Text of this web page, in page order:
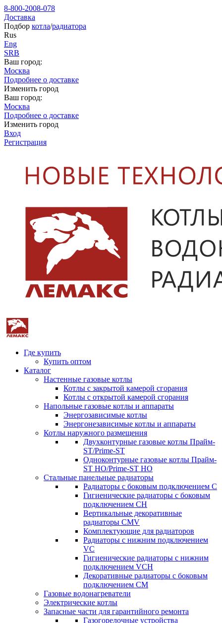
8-800-2008-078
Доставка
Подбор котла/радиатора
Rus
Eng
SRB
Ваш город:
Москва
Подробнее о доставке
Изменить город
Ваш город:
Москва
Подробнее о доставке
Изменить город
Вход
Регистрация
Где купить
Купить оптом
Каталог
Настенные газовые котлы
Котлы с закрытой камерой сгорания
Котлы с открытой камерой сгорания
Напольные газовые котлы и аппараты
Энергозависимые котлы
Энергонезависимые котлы и аппараты
Котлы наружного размещения
Двухконтурные газовые котлы Прайм-
ST/Prime-ST
Одноконтурные газовые котлы Прайм-
ST HO/Prime-ST HO
Стальные панельные радиаторы
Радиаторы c боковым подключением C
Гигиенические радиаторы c боковым
подключением CH
Вертикальные декоративные
радиаторы CMV
Комплектующие для радиаторов
Радиаторы c нижним подключением
VC
Гигиенические радиаторы c нижним
подключением VCH
Декоративные радиаторы с боковым
подключением CM
Газовые водонагреватели
Электрические котлы
Запасные части для гарантийного ремонта
Газогорелочные устройства